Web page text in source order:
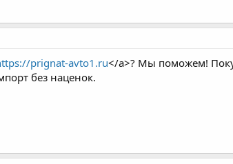
prignat-avto1.ru</a>? Мы поможем!
без наценок.